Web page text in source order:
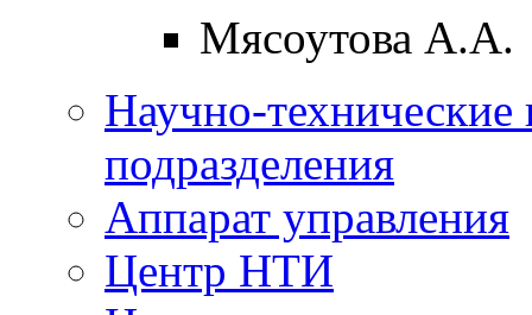
Мясоутова А.А.
Научно-технические
подразделения
Аппарат управления
Центр НТИ